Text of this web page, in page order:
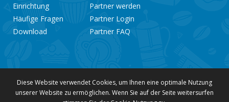
Einrichtung
Häufige Fragen
Download
Partner werden
Partner Login
Partner FAQ
© 2026 Leomat Login Impressum Datenschutz
Diese Website verwendet Cookies, um Ihnen eine optimale Nutzung
unserer Website zu ermöglichen. Wenn Sie auf der Seite weitersurfen